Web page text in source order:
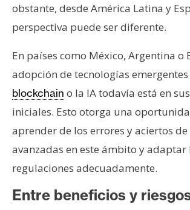
C
o
t
a
c
y
P
u
l
obstante, desde América Latina y
perspectiva puede ser diferente.
En países como México, Argentina o
adopción de tecnologías
blockchain o la IA todavía está en
iniciales. Esto otorga una
aprender de los errores y aciertos de
avanzadas en este ámbito y adaptar
regulaciones adecuadamente.
Entre beneficios y